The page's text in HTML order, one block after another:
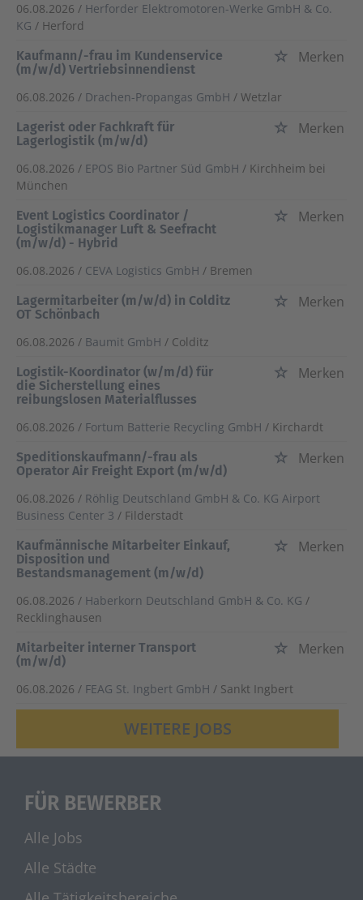
06.08.2026 / Herforder Elektromotoren-Werke GmbH & Co.
KG / Herford
Kaufmann/-frau im Kundenservice
(m/w/d) Vertriebsinnendienst
Merken
06.08.2026 / Drachen-Propangas GmbH / Wetzlar
Lagerist oder Fachkraft für
Lagerlogistik (m/w/d)
Merken
06.08.2026 / EPOS Bio Partner Süd GmbH / Kirchheim bei
München
Event Logistics Coordinator /
Logistikmanager Luft & Seefracht
(m/w/d) - Hybrid
Merken
06.08.2026 / CEVA Logistics GmbH / Bremen
Lagermitarbeiter (m/w/d) in Colditz
OT Schönbach
Merken
06.08.2026 / Baumit GmbH / Colditz
Logistik-Koordinator (w/m/d) für
die Sicherstellung eines
reibungslosen Materialflusses
Merken
06.08.2026 / Fortum Batterie Recycling GmbH / Kirchardt
Speditionskaufmann/-frau als
Operator Air Freight Export (m/w/d)
Merken
06.08.2026 / Röhlig Deutschland GmbH & Co. KG Airport
Business Center 3 / Filderstadt
Kaufmännische Mitarbeiter Einkauf,
Disposition und
Bestandsmanagement (m/w/d)
Merken
06.08.2026 / Haberkorn Deutschland GmbH & Co. KG /
Recklinghausen
Mitarbeiter interner Transport
(m/w/d)
Merken
06.08.2026 / FEAG St. Ingbert GmbH / Sankt Ingbert
WEITERE JOBS
FÜR BEWERBER
Alle Jobs
Alle Städte